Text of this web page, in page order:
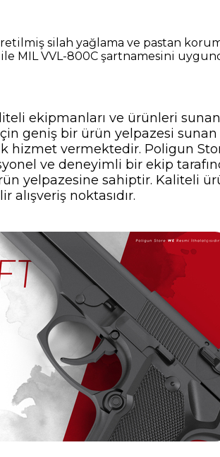
silah yağlama ve pastan
MIL VVL-800C şartnamesini
ekipmanları ve ürünleri
geniş bir ürün yelpazesi
hizmet vermektedir. Poligun
ve deneyimli bir ekip
yelpazesine sahiptir. Kaliteli
alışveriş noktasıdır.